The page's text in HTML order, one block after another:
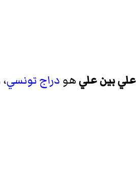
علي بين عليهو دراجتونسي